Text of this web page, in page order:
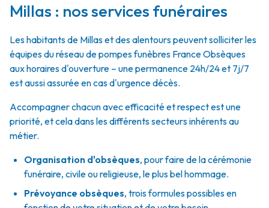
Millas : nos services funéraires
Les habitants de Millas et des alentours peuvent solliciter les
équipes du réseau de pompes funèbres France Obsèques
aux horaires d'ouverture – une permanence 24h/24 et 7j/7
est aussi assurée en cas d'urgence décès.
Accompagner chacun avec efficacité et respect est une
priorité, et cela dans les différents secteurs inhérents au
métier.
Organisation d'obsèques, pour faire de la cérémonie
funéraire, civile ou religieuse, le plus bel hommage.
Prévoyance obsèques, trois formules possibles en